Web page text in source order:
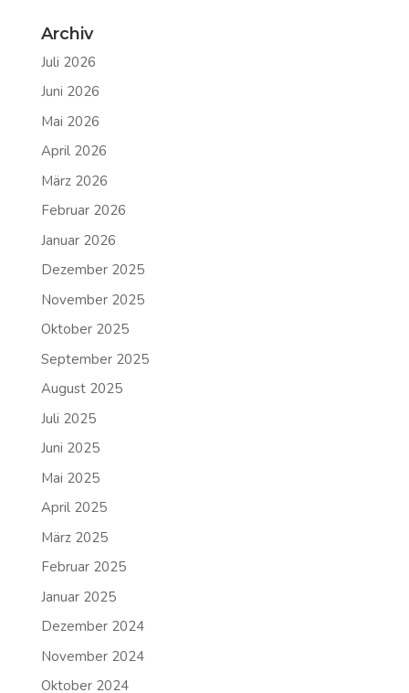
Archiv
Juli 2026
Juni 2026
Mai 2026
April 2026
März 2026
Februar 2026
Januar 2026
Dezember 2025
November 2025
Oktober 2025
September 2025
August 2025
Juli 2025
Juni 2025
Mai 2025
April 2025
März 2025
Februar 2025
Januar 2025
Dezember 2024
November 2024
Oktober 2024